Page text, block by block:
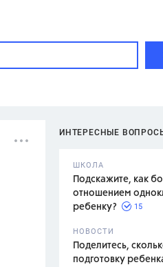
ИНТЕРЕСНЫЕ
ШКОЛА
Подскажите, как
отношением
ребенку?
15
НОВОСТИ
Поделитесь,
подготовку